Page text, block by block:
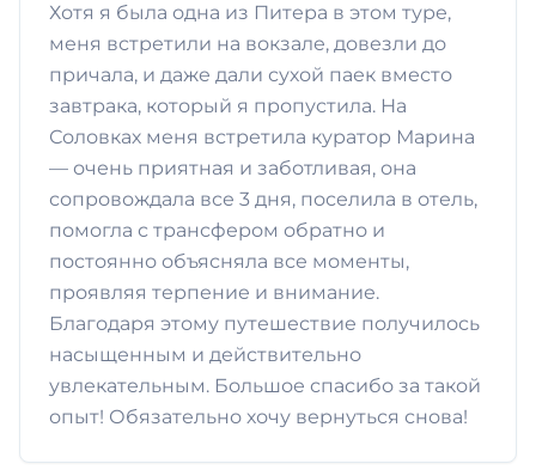
Хотя я была одна из Питера в этом туре,
меня встретили на вокзале, довезли до
причала, и даже дали сухой паек вместо
завтрака, который я пропустила. На
Соловках меня встретила куратор Марина
— очень приятная и заботливая, она
сопровождала все 3 дня, поселила в отель,
помогла с трансфером обратно и
постоянно объясняла все моменты,
проявляя терпение и внимание.
Благодаря этому путешествие получилось
насыщенным и действительно
увлекательным. Большое спасибо за такой
опыт! Обязательно хочу вернуться снова!